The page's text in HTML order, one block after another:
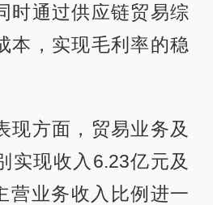
时通过供应链贸易综
本，实现毛利率的稳
现方面，贸易业务及
实现收入6.23亿元及
营业务收入比例进一